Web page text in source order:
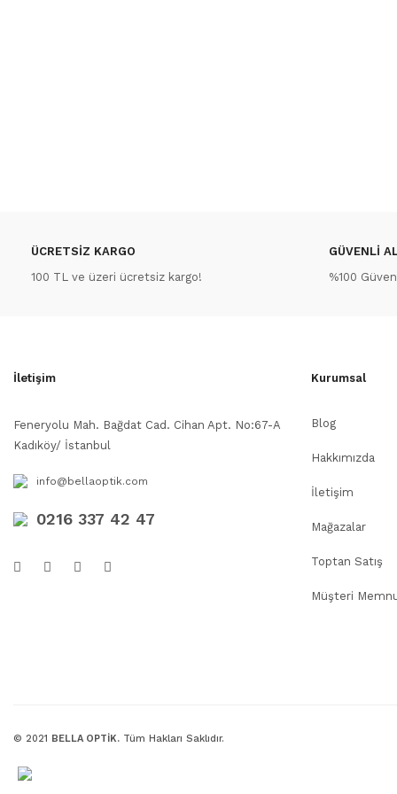
ÜCRETSİZ KARGO
100 TL ve üzeri ücretsiz kargo!
GÜVENLİ
%100
İletişim
Feneryolu Mah. Bağdat Cad. Cihan Apt. No:67-A
Kadıköy/ İstanbul
info@bellaoptik.com
0216 337 42 47
Kurumsal
Blog
Hakkımızda
İletişim
Mağazalar
Toptan Satış
Müşteri
© 2021 BELLA OPTİK. Tüm Hakları Saklıdır.